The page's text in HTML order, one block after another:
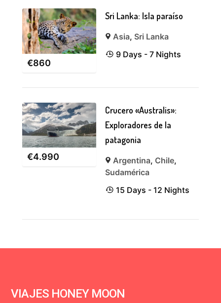
€860
Sri Lanka: Isla paraíso
Asia, Sri Lanka
9 Days - 7 Nights
€4.990
Crucero «Australis»:
Exploradores de la
patagonia
Argentina, Chile,
Sudamérica
15 Days - 12 Nights
VIAJES HONEY MOON